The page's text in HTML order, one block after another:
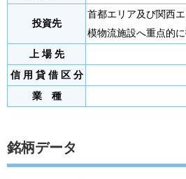
投資先
首都エリア及び関西
模物流施設へ重点的に
上 場 先
信 用 貸 借 区 分
業 種
銘柄データ